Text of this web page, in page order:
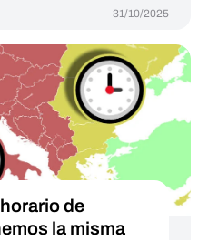
31/10/2025
de
la misma